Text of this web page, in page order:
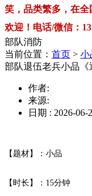
笑，品类繁多，在
欢迎！电话/微信：
部队消防
当前位置： 首页 > 小
部队退伍老兵小品《
作者:
来源:
日期 : 2026-06-
【题材】：小品
【时长】： 15分钟